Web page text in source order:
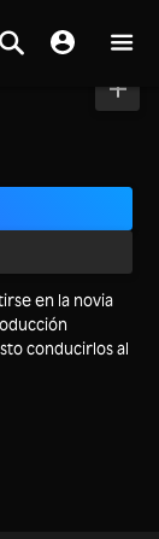
en la novia
conducirlos al